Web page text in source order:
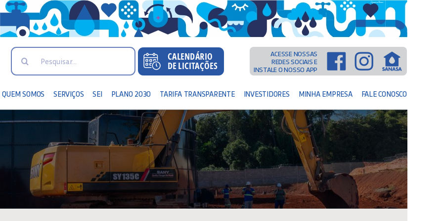
Search
ACESSE NOSSAS
REDES SOCIAIS E
INSTALE O NOSSO APP
QUEM SOMOS SERVIÇOS SEI PLANO 2030 TARIFA TRANSPARENTE INVESTIDORES MINHA EMPRESA FALE CONOSCO